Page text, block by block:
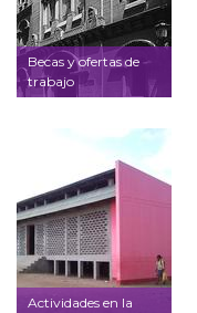
Becas y ofertas de
trabajo
Actividades en la